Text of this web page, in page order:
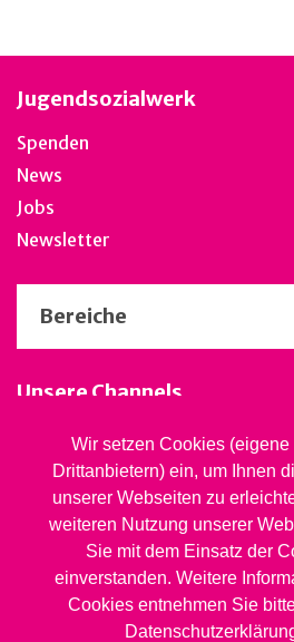
Wir setzen Cookies (eigene
Drittanbietern) ein, um Ihnen
unserer Webseiten zu
weiteren Nutzung unserer
Sie mit dem Einsatz der
einverstanden. Weitere
Cookies entnehmen Sie
Jugendsozialwerk
Spenden
News
Jobs
Newsletter
Bereiche
Unsere Channels
Stiftung Jugendsozialwerk
Blaues Kreuz BL
Rheinstrasse 20, 4410 Liestal
061 827 99 81
info@jsw.swiss